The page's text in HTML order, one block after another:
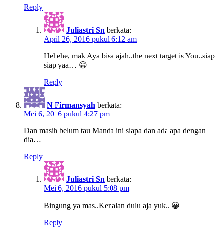
Reply
Juliastri Sn berkata:
April 26, 2016 pukul 6:12 am
Hehehe, mak Aya bisa ajah..the next target is You..siap-
siap yaa… 😀
Reply
N Firmansyah berkata:
Mei 6, 2016 pukul 4:27 pm
Dan masih belum tau Manda ini siapa dan ada apa dengan
dia…
Reply
Juliastri Sn berkata:
Mei 6, 2016 pukul 5:08 pm
Bingung ya mas..Kenalan dulu aja yuk.. 😀
Reply